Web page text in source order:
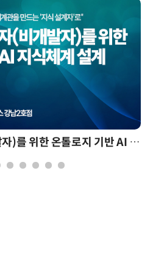
모든 업무 담당자(비개발자)를 위한 온톨로지 기반 AI 지식체계 설계 1-day 워크숍